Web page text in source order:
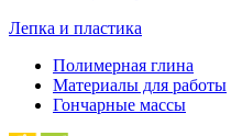
Лепка и пластика
Полимерная глина
Материалы для работы
Гончарные массы